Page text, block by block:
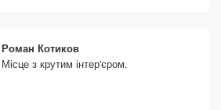
Роман Котиков
Місце з крутим інтер'єром.